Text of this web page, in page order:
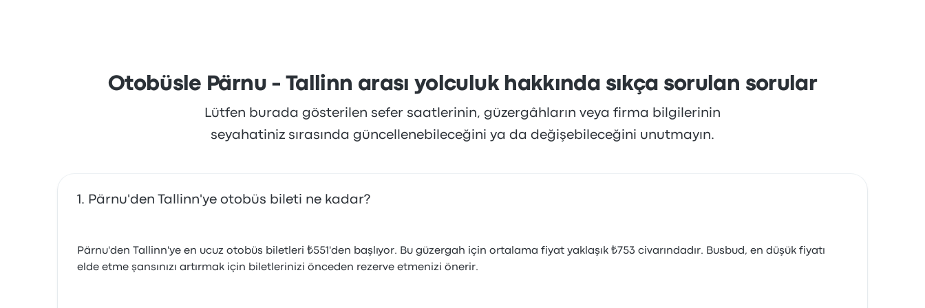
Otobüsle Pärnu - Tallinn arası yolculuk hakkında sıkça sorulan sorular
Lütfen burada gösterilen sefer saatlerinin, güzergâhların veya firma bilgilerinin
seyahatiniz sırasında güncellenebileceğini ya da değişebileceğini unutmayın.
Pärnu'den Tallinn'ye otobüs bileti ne kadar?
Pärnu'den Tallinn'ye en ucuz otobüs biletleri ₺551'den başlıyor. Bu güzergah için ortalama fiyat yaklaşık ₺753 civarındadır. Busbud, en düşük fiyatı
elde etme şansınızı artırmak için biletlerinizi önceden rezerve etmenizi önerir.